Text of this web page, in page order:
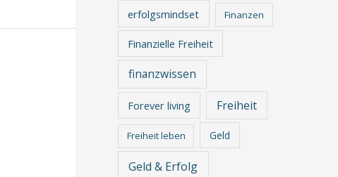
erfolgsmindset Finanzen
Finanzielle Freiheit
finanzwissen
Forever living Freiheit
Freiheit leben Geld
Geld & Erfolg